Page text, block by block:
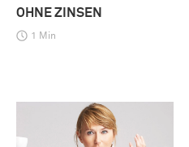
OHNE ZINSEN
1 Min